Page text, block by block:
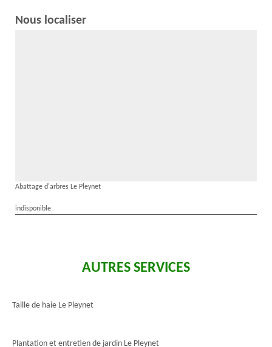
Nous localiser
Abattage d'arbres Le Pleynet
indisponible
AUTRES SERVICES
Taille de haie Le Pleynet
Plantation et entretien de jardin Le Pleynet